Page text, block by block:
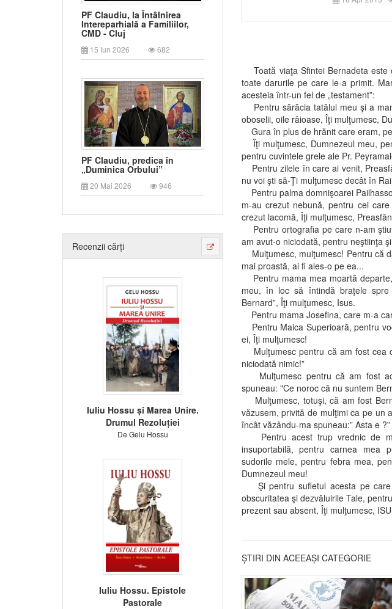
PF Claudiu, la Întâlnirea
Intereparhială a Familiilor,
CMD - Cluj
15 Iun 2026 682
PF Claudiu, predica în
„Duminica Orbului”
20 Mai 2026 946
Recenzii cărți
Iuliu Hossu și Marea Unire.
Drumul Rezoluției
De Gelu Hossu
Iuliu Hossu. Epistole
Pastorale
Toată viaţa Sfintei Bernadeta este
toate darurile pe care le-a primit.
acesteia într-un fel de „testament”:
Pentru sărăcia tatălui meu şi a
oboselii, oile râioase, Îţi mulţumesc,
Gura în plus de hrănit care eram,
Îţi mulţumesc, Dumnezeul meu,
pentru cuvintele grele ale Pr.
Pentru zilele în care ai venit,
nu voi şti să-Ţi mulţumesc decât în
Pentru palma domnişoarei
m-au crezut nebună, pentru cei
crezut lacomă, Îţi mulţumesc,
Pentru ortografia pe care n-am
am avut-o niciodată, pentru neştiinţa
Mulţumesc, mulţumesc! Pentru că
mai proastă, ai fi ales-o pe ea...
Pentru mama mea moartă
meu, în loc să întindă braţele
Bernard”, Îţi mulţumesc, Isus.
Pentru mama Josefina, care m-a
Pentru Maica Superioară, pentru
ei, Îţi mulţumesc!
Mulţumesc pentru că am fost cea
niciodată nimic!”
Mulţumesc pentru că am fost
spuneau: "Ce noroc că nu suntem
Mulţumesc, totuşi, că am fost
văzusem, privită de mulţimi ca pe un
încât văzându-ma spuneau:” Asta e ?”
Pentru acest trup vrednic de
insuportabilă, pentru carnea mea
sudorile mele, pentru febra mea,
Dumnezeul meu!
Şi pentru sufletul acesta pe care
obscuritatea şi dezvăluirile Tale,
prezent sau absent, Îţi mulţumesc,
ȘTIRI DIN ACEEAȘI CATEGORIE